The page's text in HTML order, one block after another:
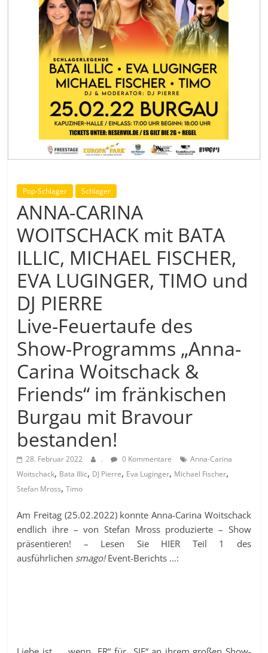
Pop-Schlager Schlager
ANNA-CARINA
WOITSCHACK mit BATA
ILLIC, MICHAEL FISCHER,
EVA LUGINGER, TIMO und
DJ PIERRE
Live-Feuertaufe des
Show-Programms „Anna-
Carina Woitschack &
Friends“ im fränkischen
Burgau mit Bravour
bestanden!
28. Februar 2022 . 0 Kommentare
Anna-Carina
Woitschack, Bata Illic, DJ Pierre, Eva Luginger, Michael Fischer,
Stefan Mross,Timo
Am Freitag (25.02.2022) konnte Anna-Carina Woitschack
endlich ihre – von Stefan Mross produzierte – Show
präsentieren! – Lesen Sie HIER Teil 1 des
ausführlichen smago!Event-Berichts …: